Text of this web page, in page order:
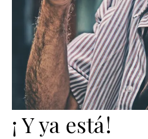
¡ Y ya está !